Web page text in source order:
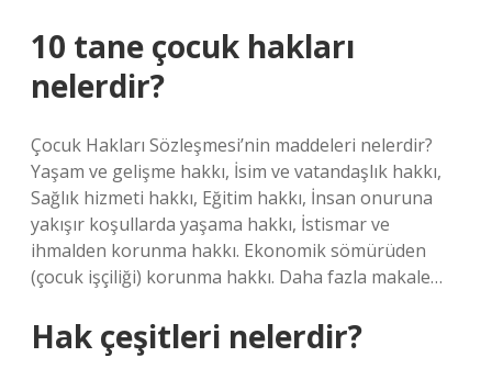
10 tane çocuk hakları
nelerdir?
Çocuk Hakları Sözleşmesi’nin maddeleri nelerdir?
Yaşam ve gelişme hakkı, İsim ve vatandaşlık hakkı,
Sağlık hizmeti hakkı, Eğitim hakkı, İnsan onuruna
yakışır koşullarda yaşama hakkı, İstismar ve
ihmalden korunma hakkı. Ekonomik sömürüden
(çocuk işçiliği) korunma hakkı. Daha fazla makale…
Hak çeşitleri nelerdir?